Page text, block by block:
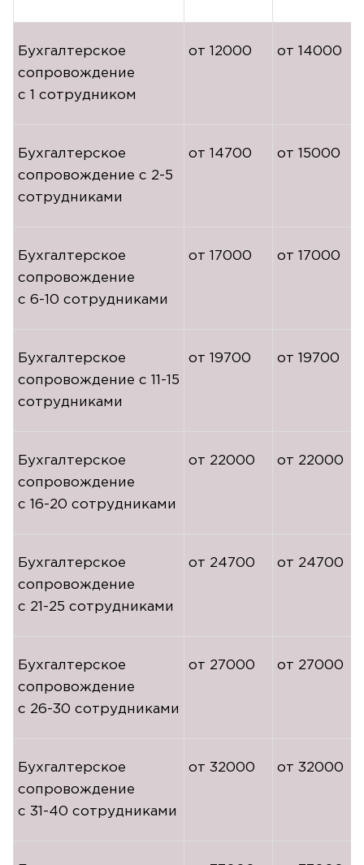
Бухгалтерское
сопровождение
с 1 сотрудником
от 12000 от 14000
Бухгалтерское
сопровождение с 2-5
сотрудниками
от 14700 от 15000
Бухгалтерское
сопровождение
с 6-10 сотрудниками
от 17000 от 17000
Бухгалтерское
сопровождение с 11-15
сотрудниками
от 19700 от 19700
Бухгалтерское
сопровождение
с 16-20 сотрудниками
от 22000 от 22000
Бухгалтерское
сопровождение
с 21-25 сотрудниками
от 24700 от 24700
Бухгалтерское
сопровождение
с 26-30 сотрудниками
от 27000 от 27000
Бухгалтерское
сопровождение
с 31-40 сотрудниками
от 32000 от 32000